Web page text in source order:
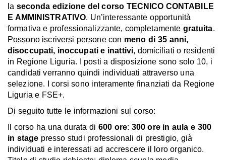
la seconda edizione del corso TECNICO CONTABILE
E AMMINISTRATIVO. Un’interessante opportunità
formativa e professionalizzante, completamente gratuita.
Possono iscriversi persone con meno di 35 anni,
disoccupati, inoccupati e inattivi, domiciliati o residenti
in Regione Liguria. I posti a disposizione sono solo 10, i
candidati verranno quindi individuati attraverso una
selezione. I corsi sono interamente finanziati da Regione
Liguria e FSE+.
Di seguito tutte le informazioni sul corso:
Il corso ha una durata di 600 ore: 300 ore in aula e 300
in stage presso studi professionali di prestigio, già
individuati e interessati ad accrescere il loro organico.